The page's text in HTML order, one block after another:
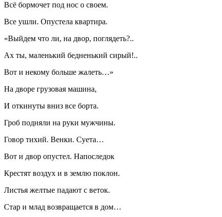
Всё бормочет под нос о своем.
Все ушли. Опустела квартира.
«Выйдем что ли, на двор, поглядеть?..
Ах ты, маленький бедненький сирый!..
Вот и некому больше жалеть…»
На дворе грузовая машина,
И откинуты вниз все борта.
Гроб подняли на руки мужчины.
Говор тихий. Венки. Суета…
Вот и двор опустел. Напоследок
Крестят воздух и в землю поклон.
Листья желтые падают с веток.
Стар и млад возвращается в дом…